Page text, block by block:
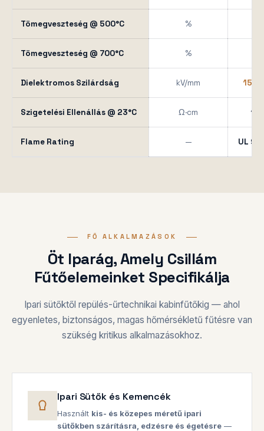
Tömegveszteség @ 500°C %
Tömegveszteség @ 700°C %
Dielektromos Szilárdság kV/mm 15 –
Szigetelési Ellenállás @ 23°C Ω·cm 10¹⁶
Flame Rating — UL 94
FŐ ALKALMAZÁSOK
Öt Iparág, Amely Csillám
Fűtőelemeinket Specifikálja
Ipari sütőktől repülés-űrtechnikai kabinfűtőkig — ahol
egyenletes, biztonságos, magas hőmérsékletű fűtésre van
szükség kritikus alkalmazásokhoz.
Ipari Sütők és Kemencék
Használt kis- és közepes méretű ipari
sütőkben szárításra, edzésre és égetésre —